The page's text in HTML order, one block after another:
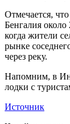
Отмечается,
Бенгалия около
когда жители
рынке
через реку.
Напомним, в
лодки с
Источник